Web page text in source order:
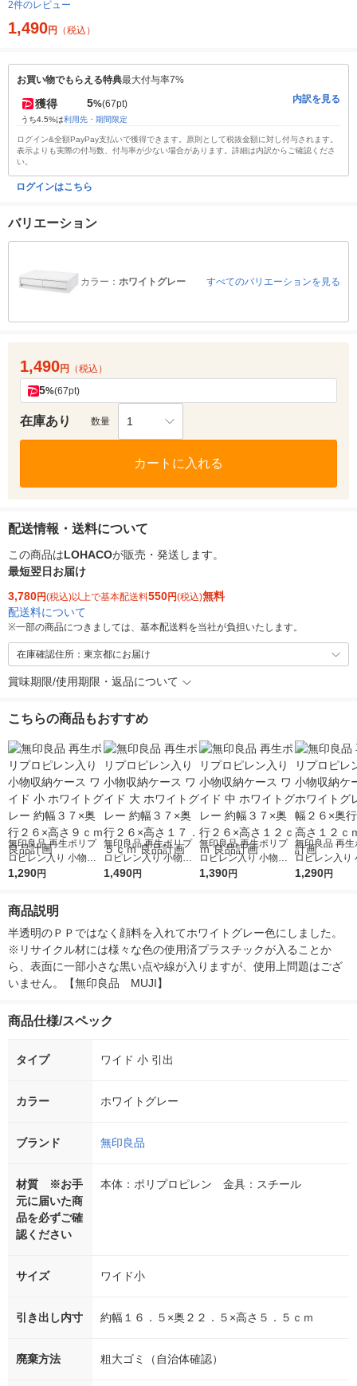
2件のレビュー
1,490円 （税込）
お買い物でもらえる特典最大付与率7%
獲得 5%(67pt)
うち4.5%は利用先・期間限定
内訳を見る
ログイン&全額PayPay支払いで獲得できます。原則として税抜金額に対し付与されます。
表示よりも実際の付与数、付与率が少ない場合があります。詳細は内訳からご確認くださ
い。
ログインはこちら
バリエーション
カラー： ホワイトグレー すべてのバリエーションを見る
1,490円 （税込）
5%(67pt)
在庫あり 数量 1
カートに入れる
配送情報・送料について
この商品はLOHACOが販売・発送します。
最短翌日お届け
3,780円(税込)以上で基本配送料550円(税込)無料
配送料について
※一部の商品につきましては、基本配送料を当社が負担いたします。
在庫確認住所：東京都にお届け
賞味期限/使用期限・返品について
こちらの商品もおすすめ
無印良品 再生ポリプ
ロピレン入り 小物収
納ケース ワイド 小 ホ
ｃｍ 良品計画
1,290円
無印良品 再生ポリプ
ロピレン入り 小物収
納ケース ワイド 大 ホ
1,490円
無印良品 再生ポリプ
ロピレン入り 小物収
納ケース ワイド 中 ホ
1,390円
無印良品 再生
ロピレン入り
納ケース 中
1,290円
商品説明
半透明のＰＰではなく顔料を入れてホワイトグレー色にしました。
※リサイクル材には様々な色の使用済プラスチックが入ることか
ら、表面に一部小さな黒い点や線が入りますが、使用上問題はござ
いません。【無印良品　MUJI】
商品仕様/スペック
タイプ ワイド 小 引出
カラー ホワイトグレー
ブランド 無印良品
材質 ※お手
元に届いた商
品を必ずご確
認ください
本体：ポリプロピレン 金具：スチール
サイズ ワイド小
引き出し内寸 約幅１６．５×奥２２．５×高さ５．５ｃｍ
廃棄方法 粗大ゴミ（自治体確認）